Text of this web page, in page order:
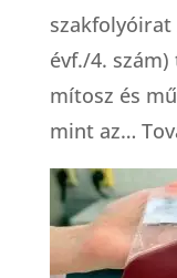
szakfolyóirat
évf./4.
mítosz és
mint az…